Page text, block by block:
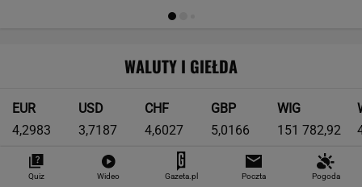
WALUTY I GIEŁDA
EUR
4,2983
-0,09%
USD
3,7187
-0,41%
CHF
4,6027
0,15%
GBP
5,0166
-0,13%
WIG
151 782,92
Quiz Wideo Gazeta.pl Poczta Pogoda